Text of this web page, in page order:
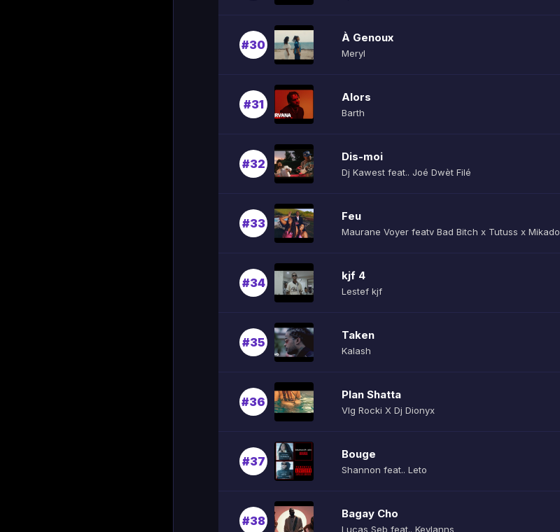
#30
À Genoux
Meryl
#31
Alors
Barth
#32
Dis-moi
Dj Kawest feat.. Joé Dwèt Filé
#33
Feu
Maurane Voyer featv Bad Bitch x Tutuss x Mikado
#34
kjf 4
Lestef kjf
#35
Taken
Kalash
#36
Plan Shatta
Vlg Rocki X Dj Dionyx
#37
Bouge
Shannon feat.. Leto
#38
Bagay Cho
Lucas Seb feat.. Keylanns